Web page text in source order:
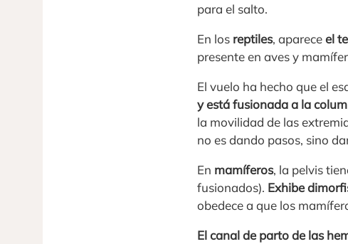
para el salto.
En los reptiles, apareceel
presente en aves y
El vuelo ha hecho que el
y está fusionada a la
la movilidad de las
no es dando pasos, sino
En mamíferos, la pelvis
fusionados). Exhibe
obedece a que los
El canal de parto de las